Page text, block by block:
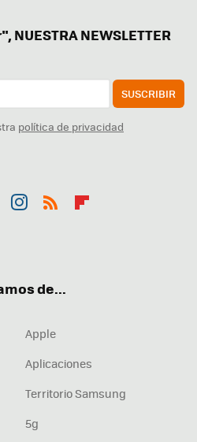
NEWSLETTER
SUSCRIBIR
política de privacidad
de...
Apple
Aplicaciones
Territorio Samsung
5g